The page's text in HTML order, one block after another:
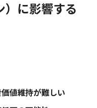
に影響する
値維持が難しい